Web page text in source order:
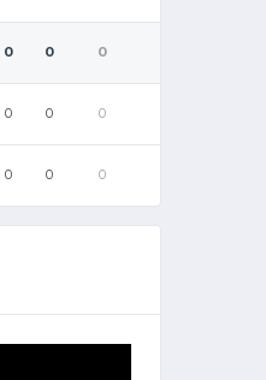
0 0 0
0 0 0
0 0 0